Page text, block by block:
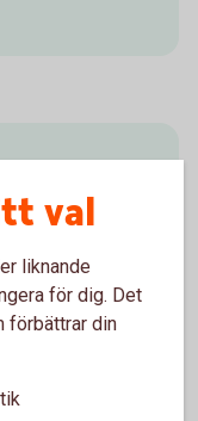
ekonomi och
man och
åt.
val
liknande
för dig. Det
förbättrar din